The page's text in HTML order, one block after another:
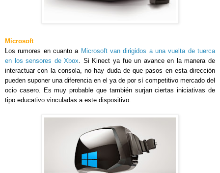
Microsoft
Los rumores en cuanto a Microsoft van dirigidos a una vuelta de tuerca
en los sensores de Xbox. Si Kinect ya fue un avance en la manera de
interactuar con la consola, no hay duda de que pasos en esta dirección
pueden suponer una diferencia en el ya de por sí competitivo mercado del
ocio casero. Es muy probable que también surjan ciertas iniciativas de
tipo educativo vinculadas a este dispositivo.